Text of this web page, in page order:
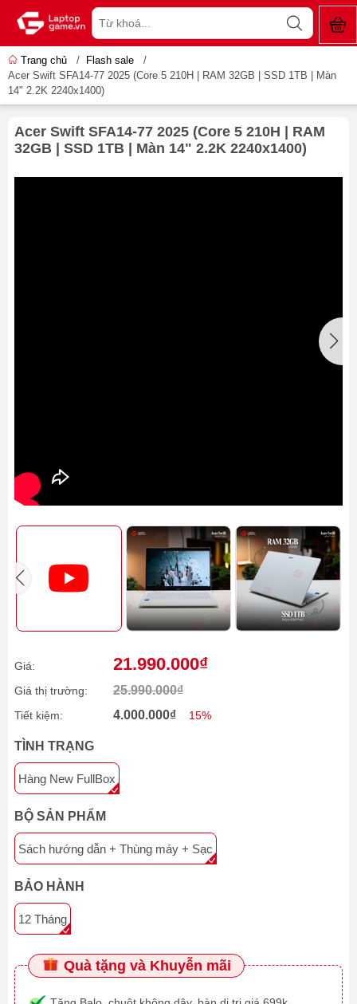
Trang chủ / Flash sale
/
Acer Swift SFA14-77 2025 (Core 5 210H | RAM 32GB | SSD 1TB | Màn
14" 2.2K 2240x1400)
Acer Swift SFA14-77 2025 (Core 5 210H | RAM
32GB | SSD 1TB | Màn 14" 2.2K 2240x1400)
Giá: 21.990.000₫
Giá thị trường: 25.990.000₫
Tiết kiệm: 4.000.000₫ 15%
TÌNH TRẠNG
Hàng New FullBox
BỘ SẢN PHẨM
Sách hướng dẫn + Thùng máy + Sạc
BẢO HÀNH
12 Tháng
Quà tặng và Khuyễn mãi